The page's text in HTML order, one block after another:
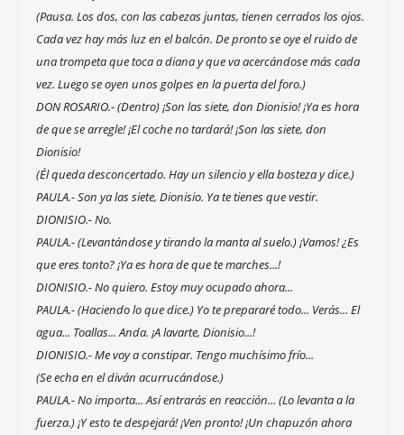
(Pausa. Los dos, con las cabezas juntas, tienen cerrados los ojos.
Cada vez hay más luz en el balcón. De pronto se oye el ruido de
una trompeta que toca a diana y que va acercándose más cada
vez. Luego se oyen unos golpes en la puerta del foro.)
DON ROSARIO.- (Dentro) ¡Son las siete, don Dionisio! ¡Ya es hora
de que se arregle! ¡El coche no tardará! ¡Son las siete, don
Dionisio!
(Él queda desconcertado. Hay un silencio y ella bosteza y dice.)
PAULA.- Son ya las siete, Dionisio. Ya te tienes que vestir.
DIONISIO.- No.
PAULA.- (Levantándose y tirando la manta al suelo.) ¡Vamos! ¿Es
que eres tonto? ¡Ya es hora de que te marches...!
DIONISIO.- No quiero. Estoy muy ocupado ahora...
PAULA.- (Haciendo lo que dice.) Yo te prepararé todo... Verás... El
agua... Toallas... Anda. ¡A lavarte, Dionisio...!
DIONISIO.- Me voy a constipar. Tengo muchísimo frío...
(Se echa en el diván acurrucándose.)
PAULA.- No importa... Así entrarás en reacción... (Lo levanta a la
fuerza.) ¡Y esto te despejará! ¡Ven pronto! ¡Un chapuzón ahora